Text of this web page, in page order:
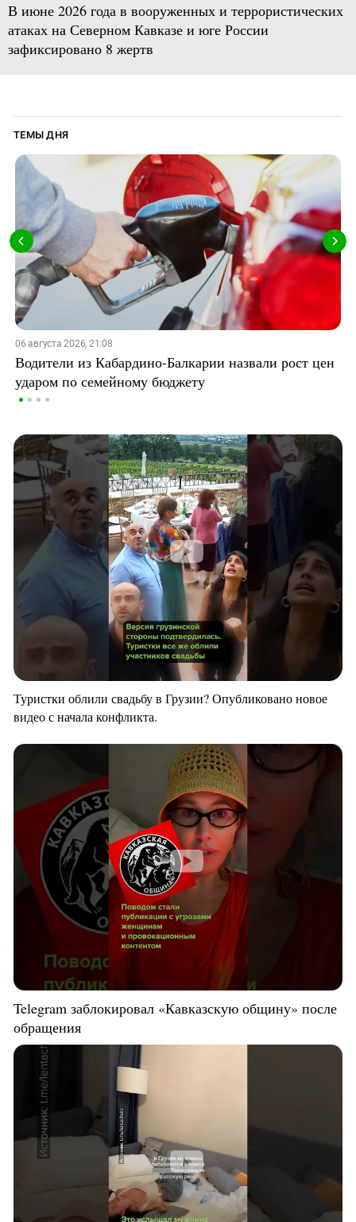
В июне 2026 года в вооруженных и террористических
атаках на Северном Кавказе и юге России
зафиксировано 8 жертв
ТЕМЫ ДНЯ
06 августа 2026, 21:08
Водители из Кабардино-Балкарии назвали рост цен
ударом по семейному бюджету
Туристки облили свадьбу в Грузии? Опубликовано новое
видео с начала конфликта.
Telegram заблокировал «Кавказскую общину» после
обращения